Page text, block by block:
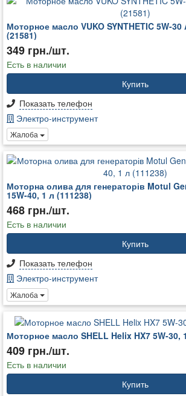
Моторное масло VUKO SYNTHETIC 5W-30
(21581)
349 грн./шт.
Есть в наличии
Купить
Показать телефон
Электро-инструмент
Жалоба
Моторна олива для генераторів Motul
15W-40, 1 л (111238)
468 грн./шт.
Есть в наличии
Купить
Показать телефон
Электро-инструмент
Жалоба
Моторное масло SHELL Helix HX7 5W-30,
409 грн./шт.
Есть в наличии
Купить